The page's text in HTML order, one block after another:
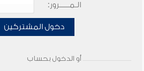
الـمـــــرور:
دخول المشتركين
أو الدخول بحساب